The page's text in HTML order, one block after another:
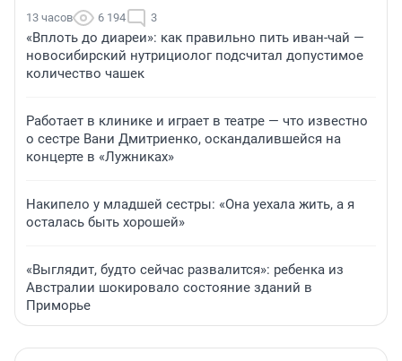
13 часов 6 194 3
«Вплоть до диареи»: как правильно пить иван-чай —
новосибирский нутрициолог подсчитал допустимое
количество чашек
Работает в клинике и играет в театре — что известно
о сестре Вани Дмитриенко, оскандалившейся на
концерте в «Лужниках»
Накипело у младшей сестры: «Она уехала жить, а я
осталась быть хорошей»
«Выглядит, будто сейчас развалится»: ребенка из
Австралии шокировало состояние зданий в
Приморье